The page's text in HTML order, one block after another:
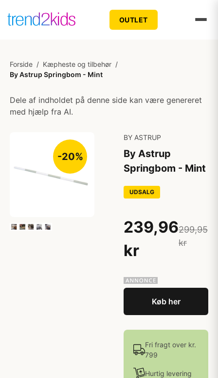
OUTLET
Forside / Kæpheste og tilbehør /
By Astrup Springbom - Mint
Dele af indholdet på denne side kan være genereret
med hjælp fra AI.
-20%
BY ASTRUP
By Astrup
Springbom - Mint
UDSALG
239,96
kr
299,95
kr
Køb her
Fri fragt over kr.
799
Hurtig levering